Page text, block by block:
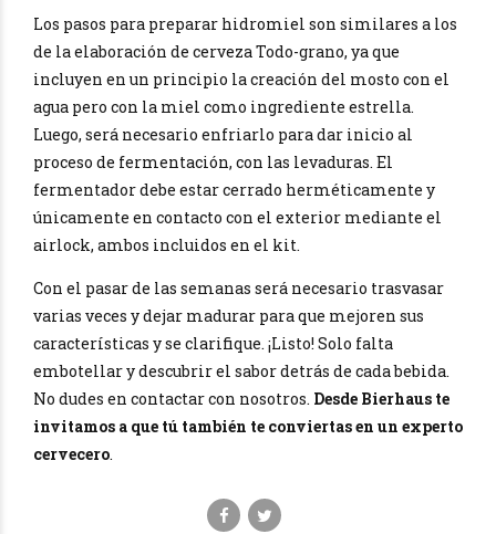
Los pasos para preparar hidromiel son similares a los
de la elaboración de cerveza Todo-grano, ya que
incluyen en un principio la creación del mosto con el
agua pero con la miel como ingrediente estrella.
Luego, será necesario enfriarlo para dar inicio al
proceso de fermentación, con las levaduras. El
fermentador debe estar cerrado herméticamente y
únicamente en contacto con el exterior mediante el
airlock, ambos incluidos en el kit.
Con el pasar de las semanas será necesario trasvasar
varias veces y dejar madurar para que mejoren sus
características y se clarifique. ¡Listo! Solo falta
embotellar y descubrir el sabor detrás de cada bebida.
No dudes en contactar con nosotros. Desde Bierhaus te
invitamos a que tú también te conviertas en un experto
cervecero.